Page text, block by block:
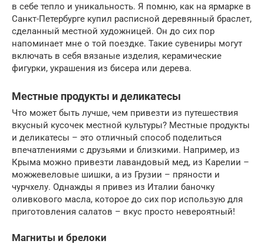
в себе тепло и уникальность. Я помню, как на ярмарке в
Санкт-Петербурге купил расписной деревянный браслет,
сделанный местной художницей. Он до сих пор
напоминает мне о той поездке. Такие сувениры могут
включать в себя вязаные изделия, керамические
фигурки, украшения из бисера или дерева.
Местные продукты и деликатесы
Что может быть лучше, чем привезти из путешествия
вкусный кусочек местной культуры? Местные продукты
и деликатесы – это отличный способ поделиться
впечатлениями с друзьями и близкими. Например, из
Крыма можно привезти лавандовый мед, из Карелии –
можжевеловые шишки, а из Грузии – пряности и
чурчхелу. Однажды я привез из Италии баночку
оливкового масла, которое до сих пор использую для
приготовления салатов – вкус просто невероятный!
Магниты и брелоки